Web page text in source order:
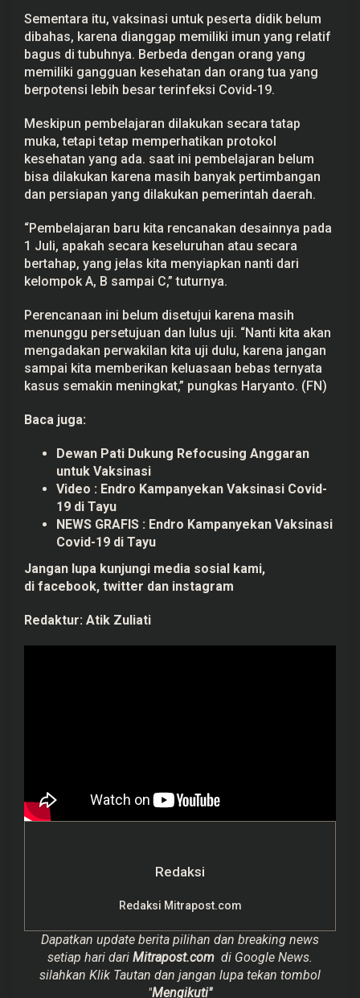
Sementara itu, vaksinasi untuk peserta didik belum
dibahas, karena dianggap memiliki imun yang relatif
bagus di tubuhnya. Berbeda dengan orang yang
memiliki gangguan kesehatan dan orang tua yang
berpotensi lebih besar terinfeksi Covid-19.
Meskipun pembelajaran dilakukan secara tatap
muka, tetapi tetap memperhatikan protokol
kesehatan yang ada. saat ini pembelajaran belum
bisa dilakukan karena masih banyak pertimbangan
dan persiapan yang dilakukan pemerintah daerah.
“Pembelajaran baru kita rencanakan desainnya pada
1 Juli, apakah secara keseluruhan atau secara
bertahap, yang jelas kita menyiapkan nanti dari
kelompok A, B sampai C,” tuturnya.
Perencanaan ini belum disetujui karena masih
menunggu persetujuan dan lulus uji. “Nanti kita akan
mengadakan perwakilan kita uji dulu, karena jangan
sampai kita memberikan keluasaan bebas ternyata
kasus semakin meningkat,” pungkas Haryanto. (FN)
Baca juga:
Dewan Pati Dukung Refocusing Anggaran
untuk Vaksinasi
Video : Endro Kampanyekan Vaksinasi Covid-
19 di Tayu
NEWS GRAFIS : Endro Kampanyekan Vaksinasi
Covid-19 di Tayu
Jangan lupa kunjungi media sosial kami,
di facebook, twitter dan instagram
Redaktur: Atik Zuliati
Redaksi
Redaksi Mitrapost.com
Dapatkan update berita pilihan dan breaking news
setiap hari dari Mitrapost.com di Google News.
silahkan Klik Tautan dan jangan lupa tekan tombol
"Mengikuti"